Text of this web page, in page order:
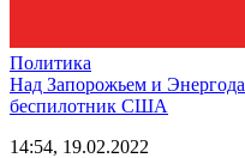
Политика
Над Запорожьем и
беспилотник США
14:54, 19.02.2022